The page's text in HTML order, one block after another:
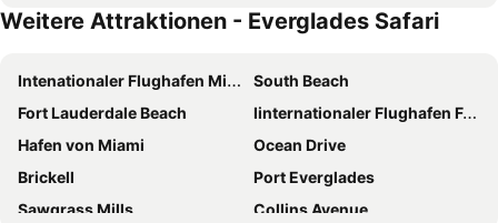
Weitere Attraktionen - Everglades Safari
Intenationaler Flughafen Miami
South Beach
Fort Lauderdale Beach
Iinternationaler Flughafen Fort Lauderdale - Hollywood
Hafen von Miami
Ocean Drive
Brickell
Port Everglades
Sawgrass Mills
Collins Avenue